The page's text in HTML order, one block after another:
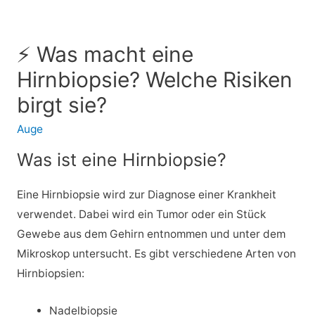
⚡ Was macht eine
Hirnbiopsie? Welche Risiken
birgt sie?
Auge
Was ist eine Hirnbiopsie?
Eine Hirnbiopsie wird zur Diagnose einer Krankheit
verwendet. Dabei wird ein Tumor oder ein Stück
Gewebe aus dem Gehirn entnommen und unter dem
Mikroskop untersucht. Es gibt verschiedene Arten von
Hirnbiopsien:
Nadelbiopsie